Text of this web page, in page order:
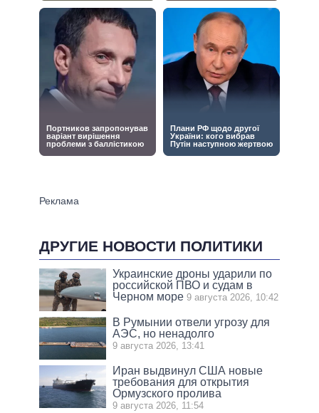
ДРУГИЕ НОВОСТИ ПОЛИТИКИ
Украинские дроны ударили по
российской ПВО и судам в
Черном море 9 августа 2026, 10:42
В Румынии отвели угрозу для
АЭС, но ненадолго
9 августа 2026, 13:41
Иран выдвинул США новые
требования для открытия
Ормузского пролива
9 августа 2026, 11:54